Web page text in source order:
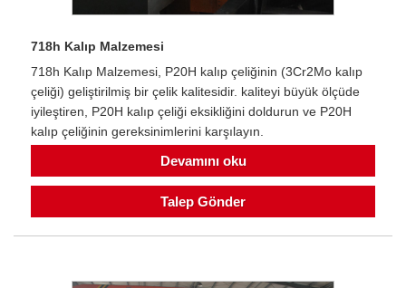
718h Kalıp Malzemesi
718h Kalıp Malzemesi, P20H kalıp çeliğinin (3Cr2Mo kalıp
çeliği) geliştirilmiş bir çelik kalitesidir. kaliteyi büyük ölçüde
iyileştiren, P20H kalıp çeliği eksikliğini doldurun ve P20H
kalıp çeliğinin gereksinimlerini karşılayın.
Devamını oku
Talep Gönder